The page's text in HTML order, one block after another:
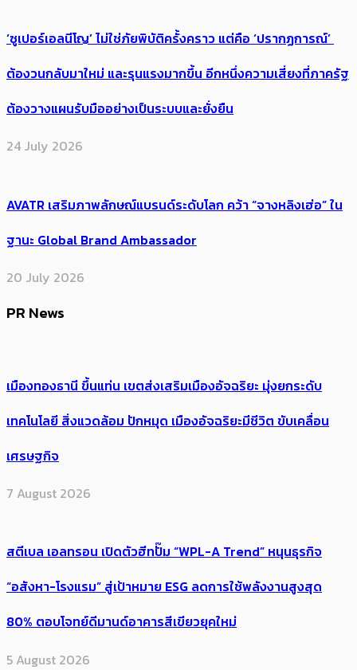
‘ซูเปอร์เอลนีโญ’ ไม่ใช่ภัยพิบัติครั้งคราว แต่คือ ‘ปรากฏการณ์’ ​
ต้อง​วนกลับมาใหม่ และรุนแรงมากขึ้น อีกหนึ่งความเสี่ยงที่ภาครัฐ
ต้องวางแผนรับมืออย่างเป็นระบบและยั่งยืน
24 July 2026
AVATR เสริมภาพลักษณ์แบรนด์ระดับโลก คว้า “จางหลิงเฮ่อ” ใน
ฐานะ Global Brand Ambassador
20 July 2026
PR News
เมืองทองธานี ขึ้นแท่น เขตส่งเสริมเมืองอัจฉริยะ มุ่งยกระดับ
เทคโนโลยี สิ่งแวดล้อม ปักหมุด เมืองอัจฉริยะมีชีวิต ขับเคลื่อน
เศรษฐกิจ
7 August 2026
สตีเบล เอลทรอน เปิดตัวฮีทปั๊ม “WPL-A Trend” หนุนธุรกิจ
“อสังหา-โรงแรม” สู่เป้าหมาย ESG ลดการใช้พลังงานสูงสุด
80% ตอบโจทย์ดีมานด์อาคารสีเขียวยุคใหม่
5 August 2026